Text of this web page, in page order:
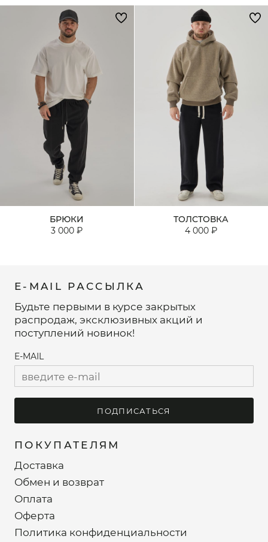
БРЮКИ
3 000 ₽
ТОЛСТОВКА
4 000 ₽
ПОКУПАТЕЛЯМ
Доставка
Обмен и возврат
Оплата
Оферта
Политика конфиденциальности
E-MAIL РАССЫЛКА
Будьте первыми в курсе закрытых
распродаж, эксклюзивных акций и
поступлений новинок!
E-MAIL
ПОДПИСАТЬСЯ